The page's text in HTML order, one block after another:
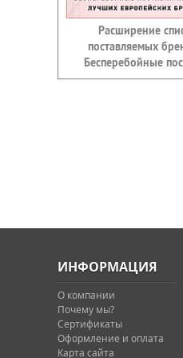
Расширение
поставляемых
Бесперебойные
ИНФОРМАЦИЯ
О компании
Почему мы?
Сертификаты
Оформление и оплата
Карта сайта